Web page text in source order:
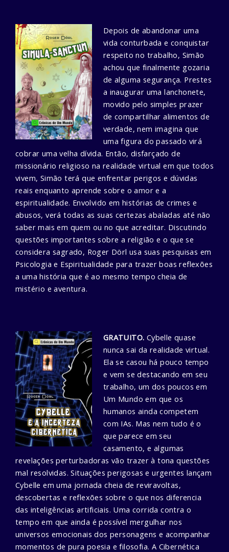
Depois de abandonar uma
vida conturbada e conquistar
respeito no trabalho, Simão
achou que finalmente gozaria
de alguma segurança. Prestes
a inaugurar uma lanchonete,
movido pelo simples prazer
de compartilhar alimentos de
verdade, nem imagina que
uma figura do passado virá
cobrar uma velha dívida. Então, disfarçado de
missionário religioso na realidade virtual em que todos
vivem, Simão terá que enfrentar perigos e dúvidas
reais enquanto aprende sobre o amor e a
espiritualidade. Envolvido em histórias de crimes e
abusos, verá todas as suas certezas abaladas até não
saber mais em quem ou no que acreditar. Discutindo
questões importantes sobre a religião e o que se
considera sagrado, Roger Dörl usa suas pesquisas em
Psicologia e Espiritualidade para trazer boas reflexões
a uma história que é ao mesmo tempo cheia de
mistério e aventura.
GRATUITO. Cybelle quase
nunca sai da realidade virtual.
Ela se casou há pouco tempo
e vem se destacando em seu
trabalho, um dos poucos em
Um Mundo em que os
humanos ainda competem
com IAs. Mas nem tudo é o
que parece em seu
casamento, e algumas
revelações perturbadoras vão trazer à tona questões
mal resolvidas.Situações perigosas e urgentes lançam
Cybelle em uma jornada cheia de reviravoltas,
descobertas e reflexões sobre o que nos diferencia
das inteligências artificiais. Uma corrida contra o
tempo em que ainda é possível mergulhar nos
universos emocionais dos personagens e acompanhar
momentos de pura poesia e filosofia. A Cibernética